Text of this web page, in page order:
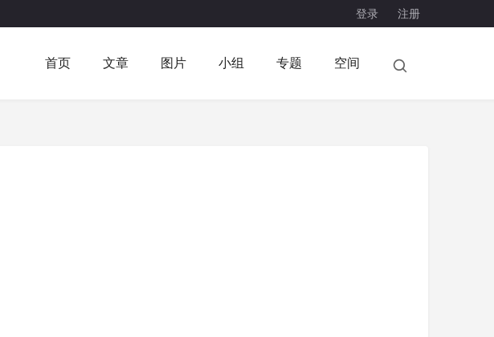
登录 注册
首页 文章 图片 小组 专题 空间